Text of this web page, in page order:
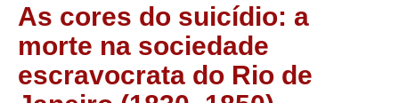
As cores do suicídio: a
morte na sociedade
escravocrata do Rio de